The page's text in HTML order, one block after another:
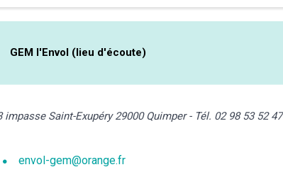
GEM l'Envol (lieu d'écoute)
impasse Saint-Exupéry 29000 Quimper - Tél. 02 98 53 52 47
envol-gem@orange.fr